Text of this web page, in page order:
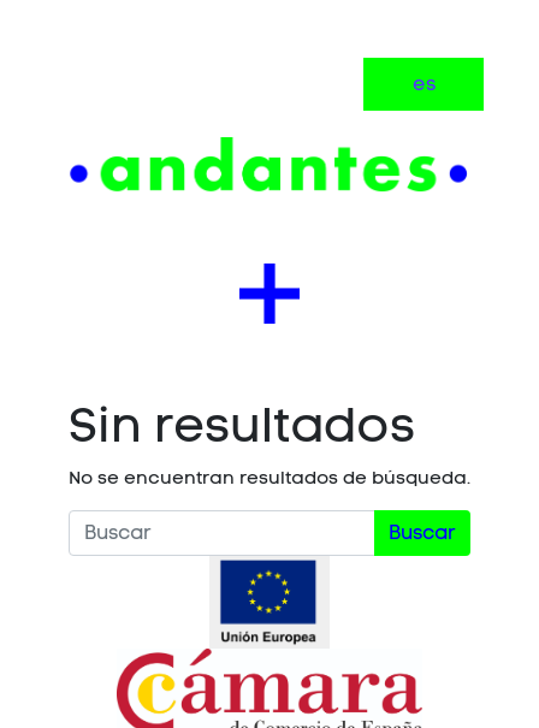
es
Sin resultados
No se encuentran resultados de búsqueda.
Buscar